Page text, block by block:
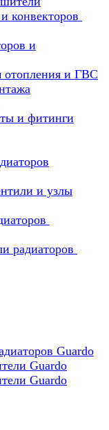
конвекторов
и
отопления и ГВС
и фитинги
и узлы
радиаторов
Guardo
Guardo
Guardo